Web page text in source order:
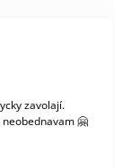
zavolají.
🤗